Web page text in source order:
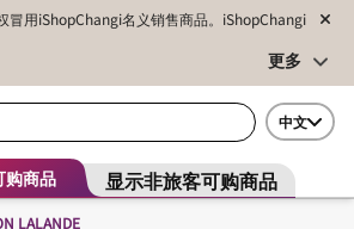
冒用iShopChangi名义销售商品。iShopChangi
更多
中文
购商品 显示非旅客可购商品
LALANDE